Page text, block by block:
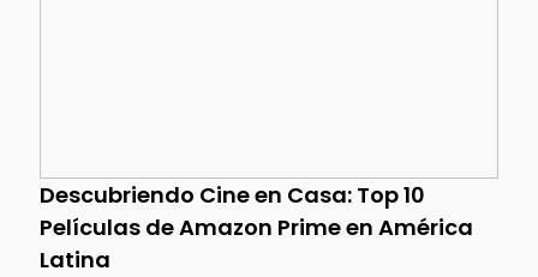
Descubriendo Cine en Casa: Top 10
Películas de Amazon Prime en América
Latina